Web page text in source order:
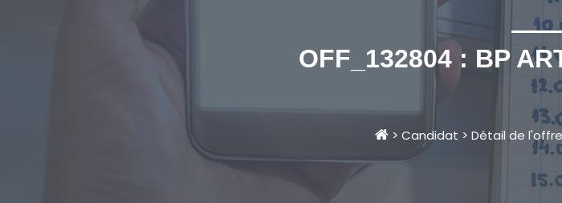
OFF_132804 : BP
> Candidat > Détail de